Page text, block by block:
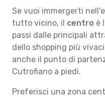
Se vuoi immergerti
tutto vicino, il centro è
passi dalle principali
dello shopping più
anche il punto di
Cutrofiano a piedi.
Preferisci una zona